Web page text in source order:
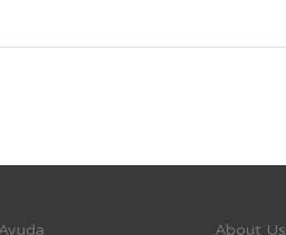
Ayuda
About Us